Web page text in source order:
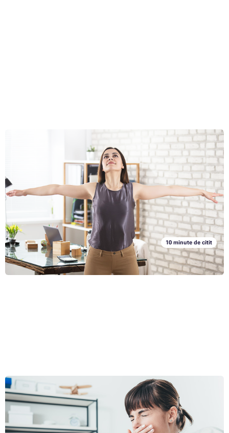
Experimentați un loc de muncă sedentar sănătos.
Furnizarea de exerciții pentru birou
Corpul uman este făcut pentru mișcare. Dar explicați-le oamenilor din
societatea sedentară de astăzi. De asemenea, puteți face parte din 70
% a populației care stă la serviciu. Și este posibil să fi început deja să
simțiți dureri de spate și gât. Șederea pe termen lung nu aduce
beneficii corpului uman și semnalele sale de avertizare nu trebuie
subestimate. În articolul următor, vă vom sfătui cum să încorporați
exerciții simple de întindere în ziua normală de lucru la birou, care vă
va ușura corpul și vă va stimula mintea.
Articolul complet »
10 minute de citit
Oboseala la locul de muncă: 10 + 1 sfaturi, pentru
combaterea ei
Vă așezați la lucru dimineața, încă vă descurcați bine dimineața, dar în
jurul prânzului și după-amiaza simțiți o scădere semnificativă a